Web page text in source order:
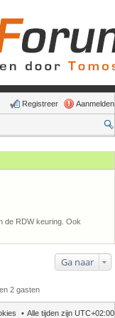
Aanmelden
Registreer
de RDW keuring. Ook
Ga naar
2 gasten
Alle tijden zijn UTC+02:00